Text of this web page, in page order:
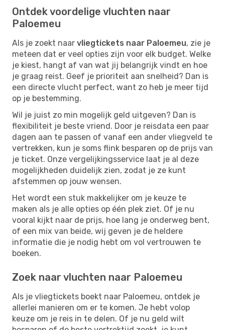
Ontdek voordelige vluchten naar
Paloemeu
Als je zoekt naar vliegtickets naar Paloemeu, zie je
meteen dat er veel opties zijn voor elk budget. Welke
je kiest, hangt af van wat jij belangrijk vindt en hoe
je graag reist. Geef je prioriteit aan snelheid? Dan is
een directe vlucht perfect, want zo heb je meer tijd
op je bestemming.
Wil je juist zo min mogelijk geld uitgeven? Dan is
flexibiliteit je beste vriend. Door je reisdata een paar
dagen aan te passen of vanaf een ander vliegveld te
vertrekken, kun je soms flink besparen op de prijs van
je ticket. Onze vergelijkingsservice laat je al deze
mogelijkheden duidelijk zien, zodat je ze kunt
afstemmen op jouw wensen.
Het wordt een stuk makkelijker om je keuze te
maken als je alle opties op één plek ziet. Of je nu
vooral kijkt naar de prijs, hoe lang je onderweg bent,
of een mix van beide, wij geven je de heldere
informatie die je nodig hebt om vol vertrouwen te
boeken.
Zoek naar vluchten naar Paloemeu
Als je vliegtickets boekt naar Paloemeu, ontdek je
allerlei manieren om er te komen. Je hebt volop
keuze om je reis in te delen. Of je nu geld wilt